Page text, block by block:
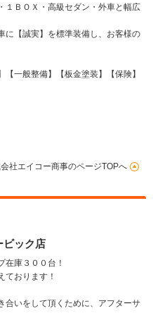
１ＢＯＸ・高級セダン・外車と幅広
に【誠実】を標準装備し、お客様の
一般整備】【板金塗装】【保険】
エイコー商事のページTOPへ
ック店
庫３００台！
ております！
合いをして頂くために、アフターサ